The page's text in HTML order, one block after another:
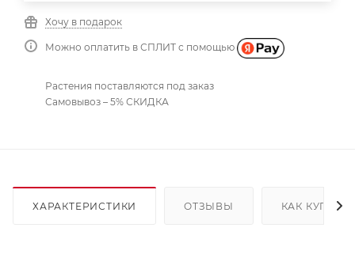
Хочу в подарок
Можно оплатить в СПЛИТ с помощью
Растения поставляются под заказ
Самовывоз – 5% СКИДКА
ХАРАКТЕРИСТИКИ ОТЗЫВЫ КАК КУПИТЬ